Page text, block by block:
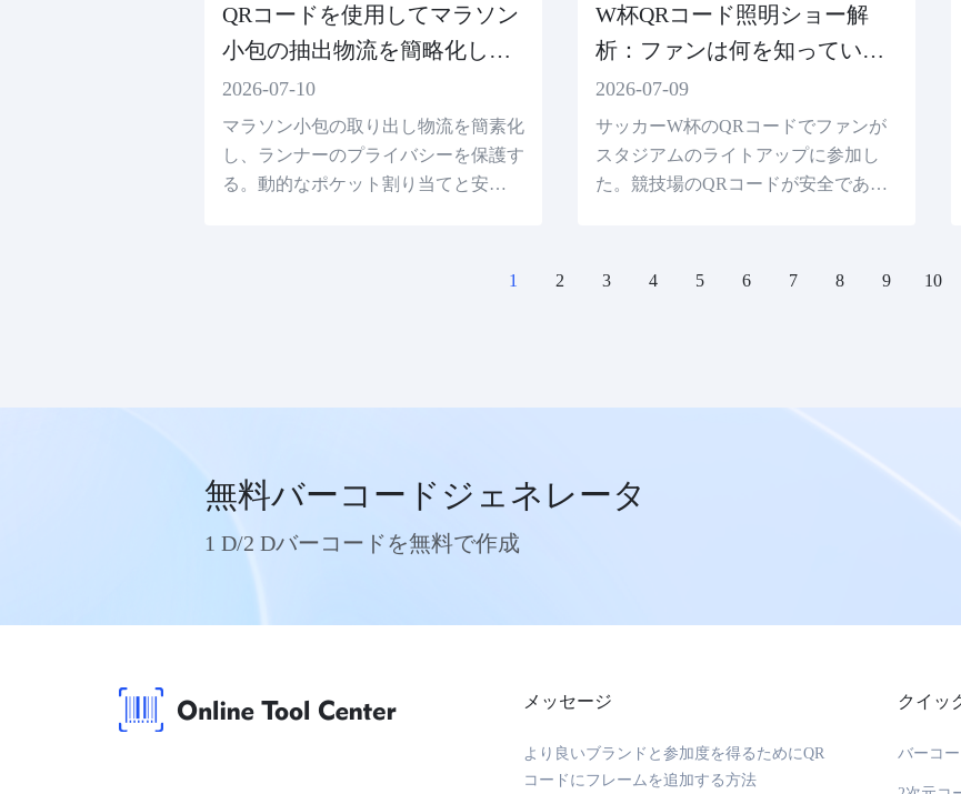
QRコードを使用してマラソン
小包の抽出物流を簡略化し、
ランナーの安全を保障する
2026-07-10
マラソン小包の取り出し物流を簡素化
し、ランナーのプライバシーを保護す
る。動的なポケット割り当てと安全な
W杯QRコード照明ショー解
析：ファンは何を知っている
べきか
2026-07-09
サッカーW杯のQRコードでファンが
スタジアムのライトアップに参加し
た。競技場のQRコードが安全である
理解してください。
1 2 3 4 5 6 7 8 9 10
無料バーコードジェネレータ
1 D/2 Dバーコードを無料で作成
メッセージ
より良いブランドと参加度を得るためにQR
コードにフレームを追加する方法
クイッ
バーコ